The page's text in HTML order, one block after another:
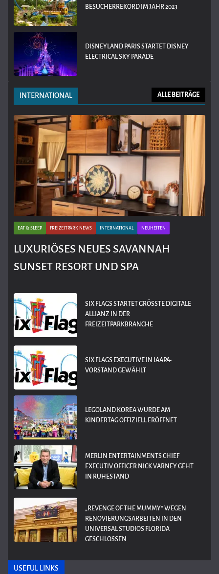
BESUCHERREKORD IM JAHR 2023
DISNEYLAND PARIS STARTET DISNEY
ELECTRICAL SKY PARADE
INTERNATIONAL ALLE BEITRÄGE
EAT & SLEEP FREIZEITPARK NEWS INTERNATIONAL NEUHEITEN
LUXURIÖSES NEUES SAVANNAH
SUNSET RESORT UND SPA
SIX FLAGS STARTET GRÖSSTE DIGITALE A
LLIANZ IN DER F
REIZEITPARKBRANCHE
SIX FLAGS EXECUTIVE IN IAAPA-
VORSTAND GEWÄHLT
LEGOLAND KOREA WURDE AM
KINDERTAG OFFIZIELL ERÖFFNET
MERLIN ENTERTAINMENTS CHIEF
EXECUTIV OFFICER NICK VARNEY GEHT
IN RUHESTAND
„REVENGE OF THE MUMMY“ WEGEN
RENOVIERUNGSARBEITEN IN DEN
UNIVERSAL STUDIOS FLORIDA
GESCHLOSSEN
USEFUL LINKS